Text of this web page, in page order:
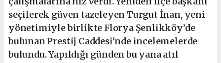
seçilerek güven tazeleyen Turgut İnan, yeni
yönetimiyle birlikte Florya Şenlikköy’de
bulunan Prestij Caddesi’nde incelemelerde
bulundu. Yapıldığı günden bu yana atıl